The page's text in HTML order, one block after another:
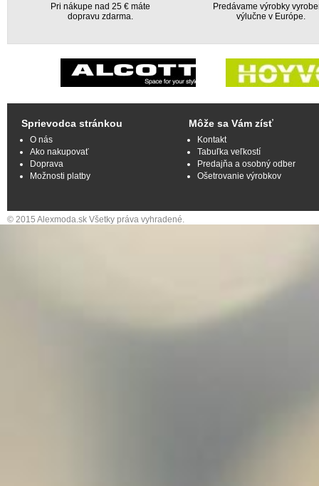
Pri nákupe nad 25 € máte
dopravu zdarma.
Predávame výrobky
výlučne v Európe.
Sprievodca stránkou
O nás
Ako nakupovať
Doprava
Možnosti platby
Môže sa Vám zísť
Kontakt
Tabuľka veľkostí
Predajňa a osobný odber
Ošetrovanie výrobkov
© 2015 Alexmoda.sk Všetky práva vyhradené.